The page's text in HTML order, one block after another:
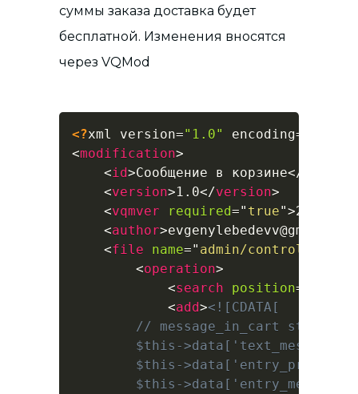
суммы заказа доставка будет
бесплатной. Изменения вносятся
через VQMod
<?xml version="1.0" encoding=
<modification>
<id>Сообщение в корзине</
<version>1.0</version>
<vqmver required=" true">2.4.0
<author>
<file name=" admin/controller/
<operation>
<search position=
<add><![CDATA[
        // message_in_cart start
$this-
$this-
$this-